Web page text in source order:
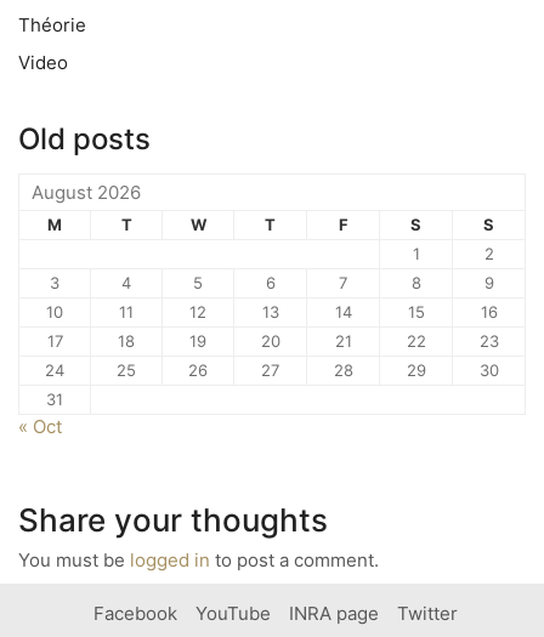
Théorie
Video
Old posts
August 2026
M T W T F S
S
1
2
3
4 5 6 7 8
9
10
11 12 13 14 15
16
17
18 19 20 21 22
23
24
25 26 27 28 29
30
31
« Oct
Share your thoughts
You must be logged in to post a comment.
Facebook YouTube INRA page Twitter